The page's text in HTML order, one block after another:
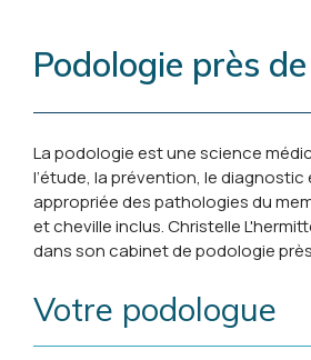
Podologie près
La podologie est une science
l’étude, la prévention, le diagnostic
appropriée des pathologies du
et cheville inclus. Christelle
dans son cabinet de podologie
Votre podologue